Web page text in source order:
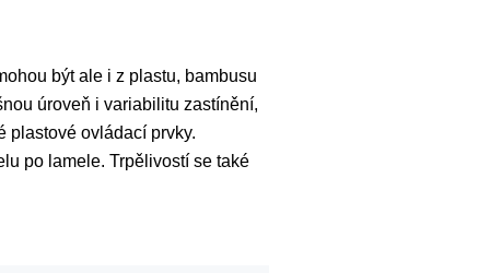
být ale i z plastu, bambusu
úroveň i variabilitu zastínění,
plastové ovládací prvky.
po lamele. Trpělivostí se také